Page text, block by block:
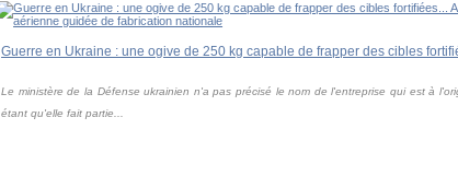
Le ministère de la Défense ukrainien n'a pas précisé le nom de l'entreprise qui est à
étant qu'elle fait partie...